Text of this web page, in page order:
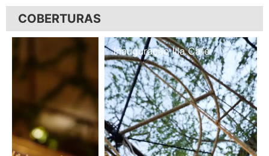
COBERTURAS
Inauguração Illa Café